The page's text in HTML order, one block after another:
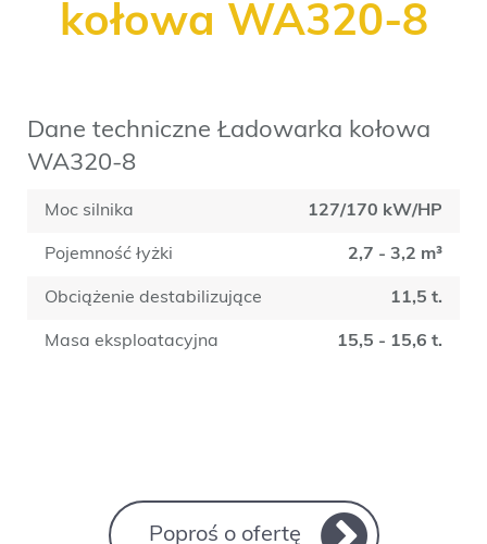
kołowa WA320-8
Dane techniczne Ładowarka kołowa
WA320-8
Moc silnika 127/170 kW/HP
Pojemność łyżki 2,7 - 3,2 m³
Obciążenie destabilizujące 11,5 t.
Masa eksploatacyjna 15,5 - 15,6 t.
Poproś o ofertę